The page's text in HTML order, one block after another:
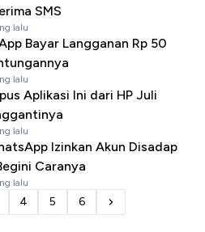
SMS
lalu
Bayar Langganan Rp 50
lalu
Aplikasi Ini dari HP Juli
lalu
Izinkan Akun Disadap
Caranya
lalu
4 5 6